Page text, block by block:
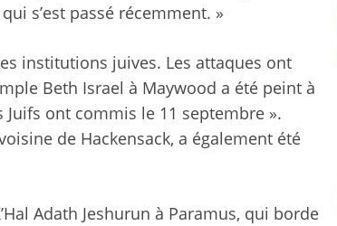
s’est passé récemment. »
institutions juives. Les attaques ont
Beth Israel à Maywood a été peint à
ont commis le 11 septembre ».
de Hackensack, a également été
Adath Jeshurun ​​à Paramus, qui borde